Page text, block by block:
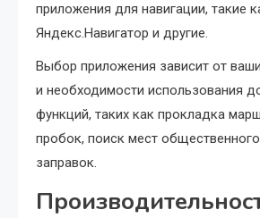
приложения для навигации, такие
Яндекс.Навигатор и другие.
Выбор приложения зависит от
и необходимости использования
функций, таких как прокладка
пробок, поиск мест
заправок.